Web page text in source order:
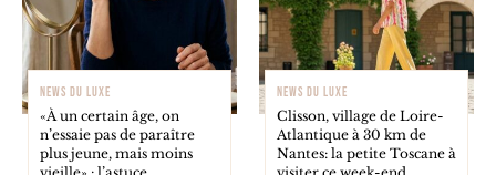
NEWS DU LUXE
«À un certain âge, on
n’essaie pas de paraître
plus jeune, mais moins
NEWS DU LUXE
Clisson, village de Loire-
Atlantique à 30 km de
Nantes: la petite Toscane à